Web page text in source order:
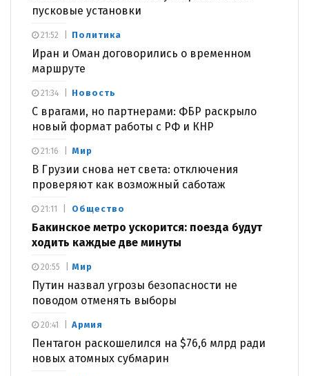
пусковые установки
Политика
Иран и Оман договорились о временном
маршруте
21:52
Новость
С врагами, но партнерами: ФБР раскрыло
новый формат работы с РФ и КНР
21:34
Мир
В Грузии снова нет света: отключения
проверяют как возможный саботаж
21:16
Общество
Бакинское метро ускорится: поезда будут
ходить каждые две минуты
21:11
Мир
Путин назвал угрозы безопасности не
поводом отменять выборы
20:55
Армия
Пентагон раскошелился на $76,6 млрд ради
новых атомных субмарин
20:41